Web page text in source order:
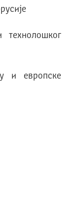
технолошког
и европске